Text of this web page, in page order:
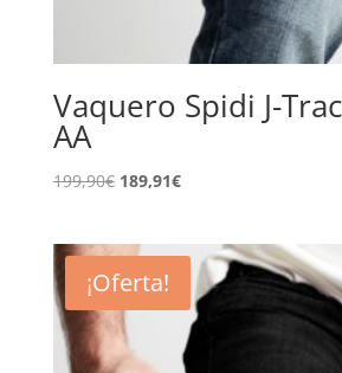
Vaquero Spidi J-
AA
199,90€ El
era:
199,90€.
189,91€El
es:
189,91€.
¡Oferta!